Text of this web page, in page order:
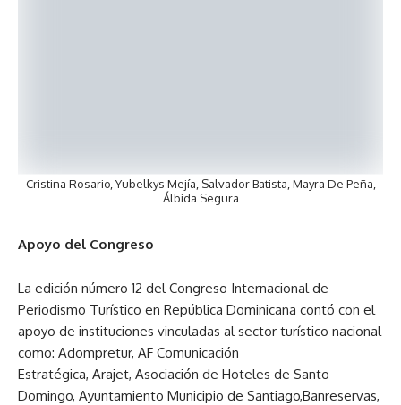
Cristina Rosario, Yubelkys Mejía, Salvador Batista, Mayra De Peña,
Álbida Segura
Apoyo del Congreso
La edición número 12 del Congreso Internacional de
Periodismo Turístico en República Dominicana contó con el
apoyo de instituciones vinculadas al sector turístico nacional
como: Adompretur, AF Comunicación
Estratégica, Arajet, Asociación de Hoteles de Santo
Domingo, Ayuntamiento Municipio de Santiago,Banreservas,